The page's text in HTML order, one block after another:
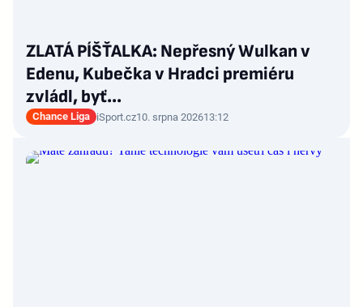
ZLATÁ PÍŠŤALKA: Nepřesný Wulkan v
Edenu, Kubečka v Hradci premiéru
zvládl, byť…
Chance Liga iSport.cz10. srpna 202613:12